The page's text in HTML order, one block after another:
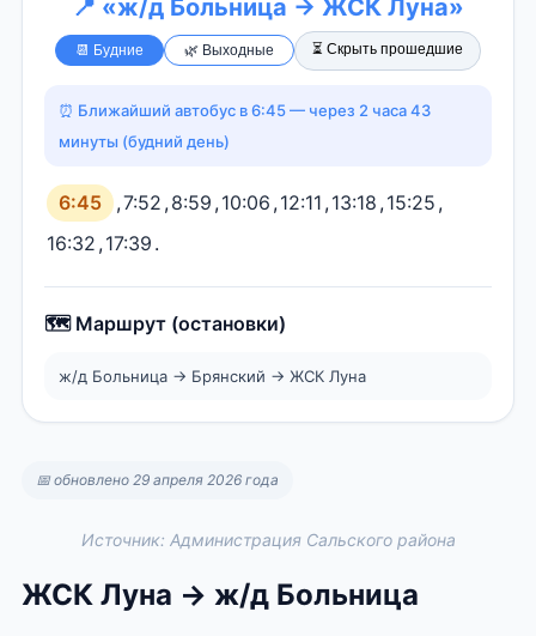
📍 «ж/д Больница → ЖСК Луна»
📆 Будние 🌿 Выходные ⏳ Скрыть прошедшие
⏰ Ближайший автобус в 6:45 — через 2 часа 43
минуты (будний день)
6:45 ,7:52 ,8:59 ,10:06 ,12:11 ,13:18 ,15:25 ,
16:32 ,17:39 .
🗺️ Маршрут (остановки)
ж/д Больница → Брянский → ЖСК Луна
📅 обновлено 29 апреля 2026 года
Источник: Администрация Сальского района
ЖСК Луна → ж/д Больница